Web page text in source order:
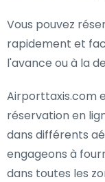
Vous pouvez
rapidement et
l'avance ou à la
Airporttaxis.com
réservation en
dans différents
engageons à
dans toutes les